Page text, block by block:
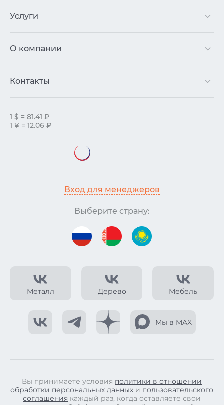
Металл Дерево Мебель
Мы в MAX
Услуги
О компании
Контакты
1 $ = 81.41 ₽
1 ¥ = 12.06 ₽
Вход для менеджеров
Выберите страну:
Вы принимаете условия политики в отношении
обработки персональных данных и пользовательского
соглашения каждый раз, когда оставляете свои